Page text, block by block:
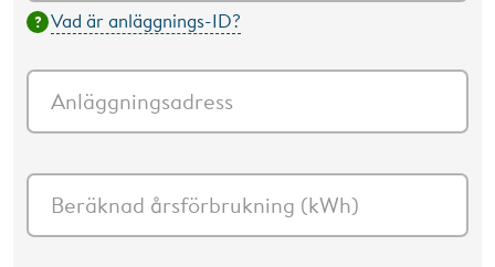
Vad är anläggnings-ID?
Anläggningsadress
Beräknad årsförbrukning (kWh)